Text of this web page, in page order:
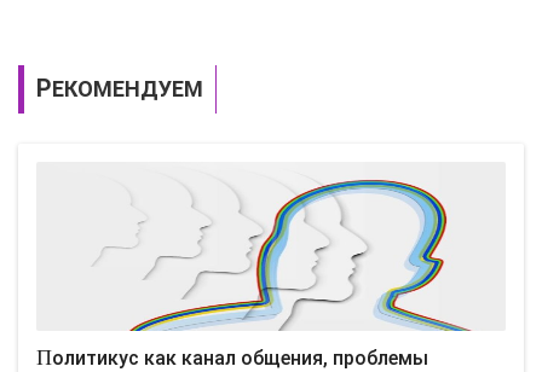
РЕКОМЕНДУЕМ
Политикус как канал общения, проблемы